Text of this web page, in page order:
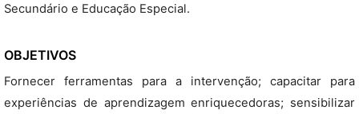
Secundário e Educação Especial.
OBJETIVOS
Fornecer ferramentas para a intervenção; capacitar para
experiências de aprendizagem enriquecedoras; sensibilizar